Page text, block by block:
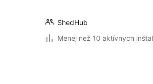
ShedHub
Menej než 10 aktívnych